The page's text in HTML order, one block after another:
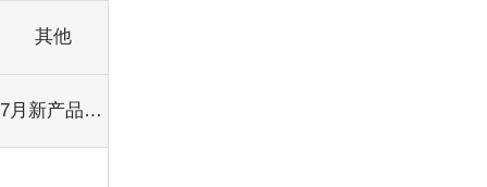
其他
7月新产品分类[可销毁]